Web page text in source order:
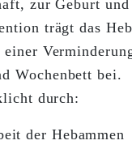
zur Geburt
trägt das
einer
Wochenbett bei.
durch:
der Hebammen